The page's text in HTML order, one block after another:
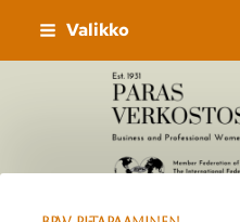
Siirry
sivun
sisältöön
Valikko